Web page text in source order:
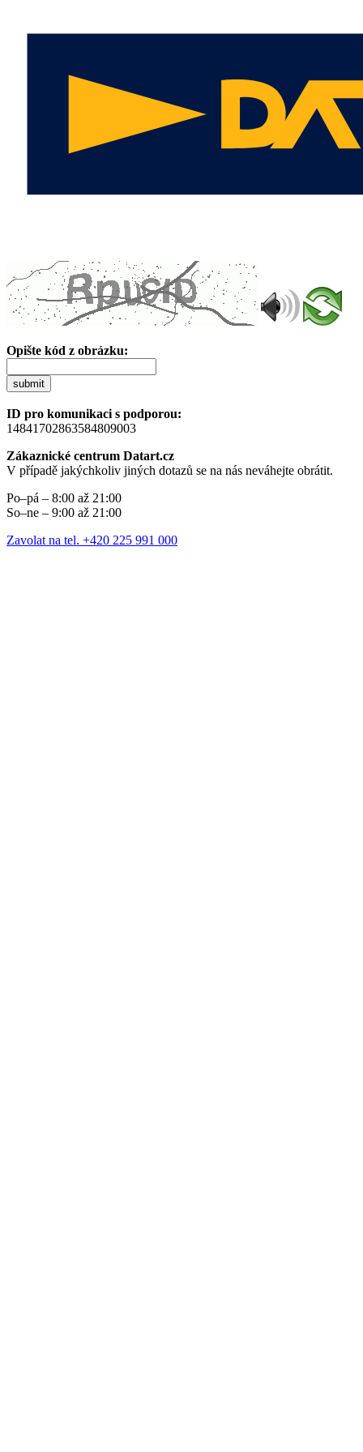
Opište kód z obrázku:
submit
ID pro komunikaci s podporou:
14841702863584809003
Zákaznické centrum Datart.cz
V případě jakýchkoliv jiných dotazů se na nás neváhejte obrátit.
Po–pá – 8:00 až 21:00
So–ne – 9:00 až 21:00
Zavolat na tel. +420 225 991 000